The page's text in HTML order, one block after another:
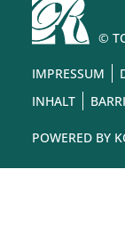
©
IMPRESSUM
INHALT
POWERED BY